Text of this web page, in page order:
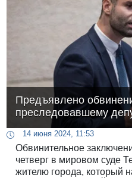
Предъявлено
преследовавшему
14 июня 2024, 11:53
Обвинительное
четверг в мировом суде
жителю города, который